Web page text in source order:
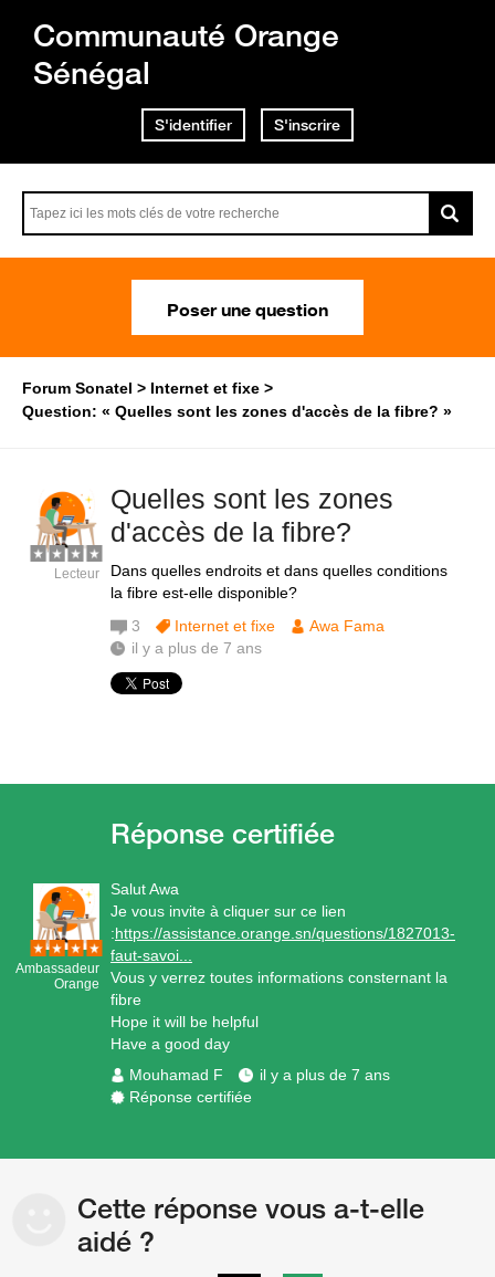
Communauté Orange
Sénégal
S'identifier S'inscrire
Poser une question
Forum Sonatel
Internet et fixe
Question: « Quelles sont les zones d'accès de la fibre? »
Quelles sont les zones
d'accès de la fibre?
Dans quelles endroits et dans quelles conditions
la fibre est-elle disponible?
Lecteur
3 Internet et fixe
Awa Fama
il y a plus de 7 ans
Ambassadeur
Orange
Salut Awa
Je vous invite à cliquer sur ce lien
:https://assistance.orange.sn/questions/1827013-
faut-savoi...
Vous y verrez toutes informations consternant la
fibre
Hope it will be helpful
Have a good day
Mouhamad F
il y a plus de 7 ans
Réponse certifiée
Cette réponse vous a-t-elle
aidé ?